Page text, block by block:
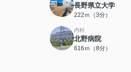
長野県立大学
222ｍ（3分）
内科
北野病院
616ｍ（8分）